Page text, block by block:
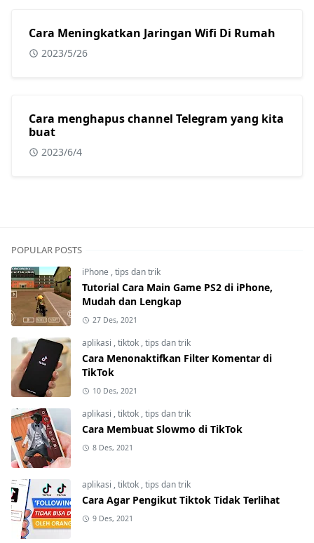
Cara Meningkatkan Jaringan Wifi Di Rumah
2023/5/26
Cara menghapus channel Telegram yang kita
buat
2023/6/4
POPULAR POSTS
iPhone ,tips dan trik
Tutorial Cara Main Game PS2 di iPhone,
Mudah dan Lengkap
27 Des, 2021
aplikasi ,tiktok ,tips dan trik
Cara Menonaktifkan Filter Komentar di
TikTok
10 Des, 2021
aplikasi ,tiktok ,tips dan trik
Cara Membuat Slowmo di TikTok
8 Des, 2021
aplikasi ,tiktok ,tips dan trik
Cara Agar Pengikut Tiktok Tidak Terlihat
9 Des, 2021